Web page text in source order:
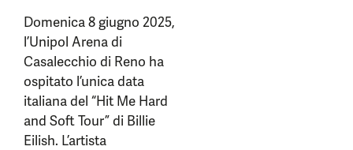
Domenica 8 giugno 2025,
l’Unipol Arena di
Casalecchio di Reno ha
ospitato l’unica data
italiana del “Hit Me Hard
and Soft Tour” di Billie
Eilish. L’artista